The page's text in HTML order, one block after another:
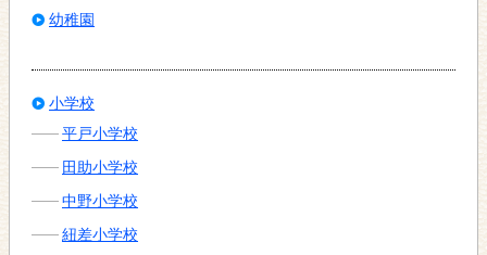
幼稚園
小学校
平戸小学校
田助小学校
中野小学校
紐差小学校